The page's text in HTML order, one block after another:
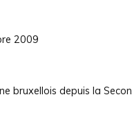
2009
bruxellois depuis la